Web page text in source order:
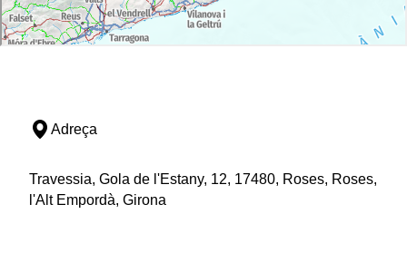
Adreça
Travessia, Gola de l'Estany, 12, 17480, Roses, Roses,
l'Alt Empordà, Girona